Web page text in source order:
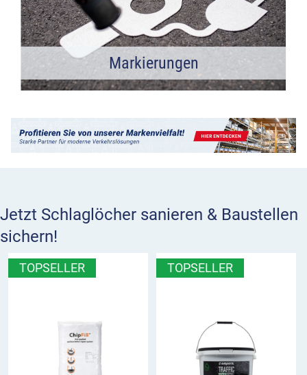
Markierungen
Jetzt Schlaglöcher sanieren & Baustellen
sichern!
TOPSELLER TOPSELLER